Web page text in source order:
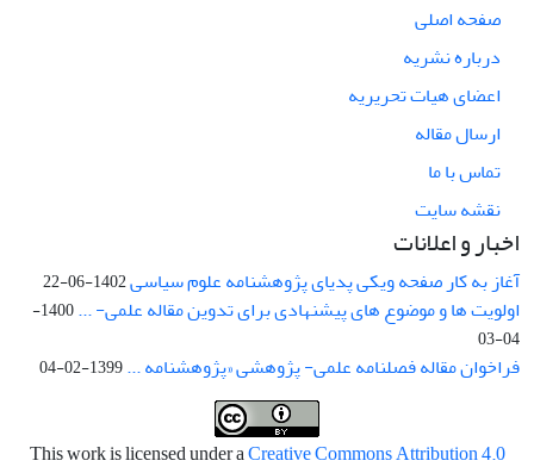
صفحه اصلی
درباره نشریه
اعضای هیات تحریریه
ارسال مقاله
تماس با ما
نقشه سایت
اخبار و اعلانات
آغاز به کار صفحه ویکی پدیای پژوهشنامه علوم سیاسی1402-06-22
اولویت ها و موضوع های پیشنهادی برای تدوین مقاله علمی- ...
1400-
04-03
فراخوان مقاله فصلنامه علمی- پژوهشی «پژوهشنامه ...1399-02-04
This work is licensed under aCreative Commons Attribution 4.0